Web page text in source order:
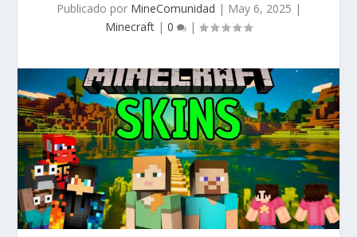
Publicado por MineComunidad | May 6, 2025 |
Minecraft | 0 |